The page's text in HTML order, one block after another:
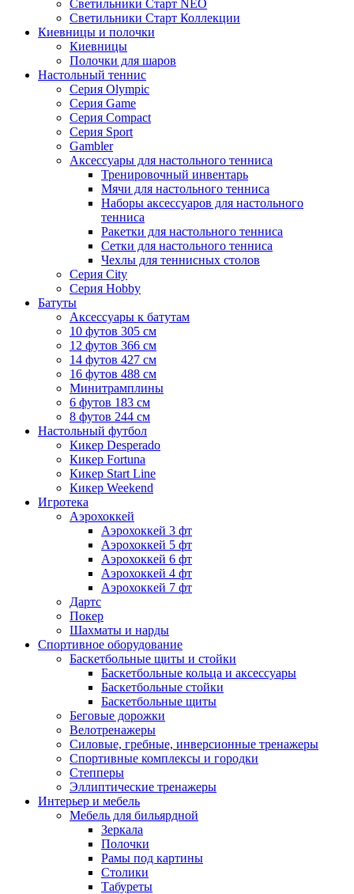
Светильники Старт NEO
Светильники Старт Коллекции
Киевницы и полочки
Киевницы
Полочки для шаров
Настольный теннис
Серия Olympic
Серия Game
Серия Compact
Серия Sport
Gambler
Аксессуары для настольного тенниса
Тренировочный инвентарь
Мячи для настольного тенниса
Наборы аксессуаров для настольного
тенниса
Ракетки для настольного тенниса
Сетки для настольного тенниса
Чехлы для теннисных столов
Серия City
Серия Hobby
Батуты
Аксессуары к батутам
10 футов 305 см
12 футов 366 см
14 футов 427 см
16 футов 488 см
Минитрамплины
6 футов 183 см
8 футов 244 см
Настольный футбол
Кикер Desperado
Кикер Fortuna
Кикер Start Line
Кикер Weekend
Игротека
Аэрохоккей
Аэрохоккей 3 фт
Аэрохоккей 5 фт
Аэрохоккей 6 фт
Аэрохоккей 4 фт
Аэрохоккей 7 фт
Дартс
Покер
Шахматы и нарды
Спортивное оборудование
Баскетбольные щиты и стойки
Баскетбольные кольца и аксессуары
Баскетбольные стойки
Баскетбольные щиты
Беговые дорожки
Велотренажеры
Силовые, гребные, инверсионные тренажеры
Спортивные комплексы и городки
Степперы
Эллиптические тренажеры
Интерьер и мебель
Мебель для бильярдной
Зеркала
Полочки
Рамы под картины
Столики
Табуреты